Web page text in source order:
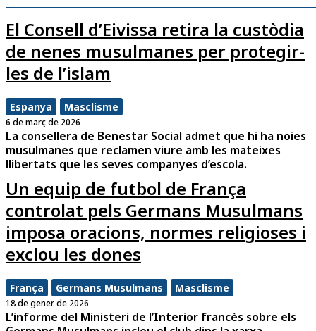
El Consell d’Eivissa retira la custòdia
de nenes musulmanes per protegir-
les de l’islam
Espanya Masclisme
6 de març de 2026
La consellera de Benestar Social admet que hi ha noies
musulmanes que reclamen viure amb les mateixes
llibertats que les seves companyes d’escola.
Un equip de futbol de França
controlat pels Germans Musulmans
imposa oracions, normes religioses i
exclou les dones
França Germans Musulmans Masclisme
18 de gener de 2026
L’informe del Ministeri de l’Interior francès sobre els